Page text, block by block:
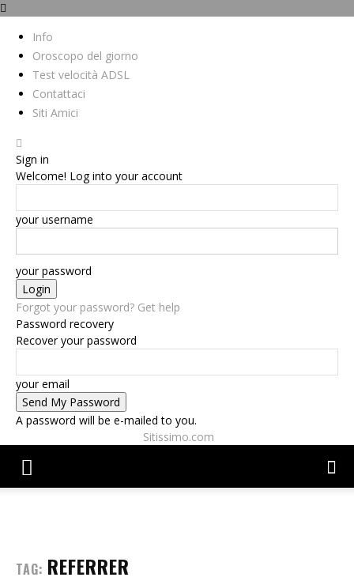
Info
Oroscopo del giorno
Test velocità ADSL
Contattaci
Siti Amici
Sign in
Welcome! Log into your account
your username
your password
Forgot your password? Get help
Password recovery
Recover your password
your email
A password will be e-mailed to you.
Sitissimo.com
TAG: REFERRER